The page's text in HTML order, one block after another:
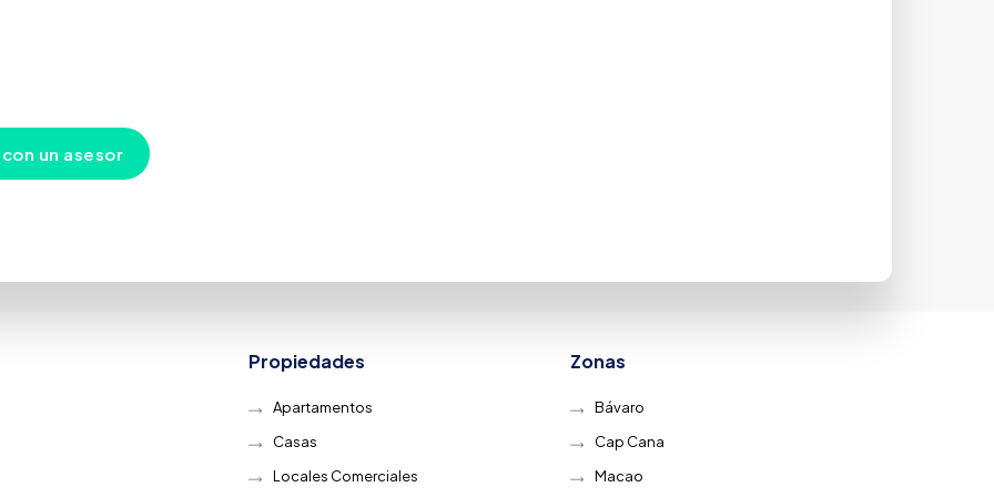
un asesor
Propiedades
Apartamentos
Casas
Locales Comerciales
Zonas
Bávaro
Cap Cana
Macao